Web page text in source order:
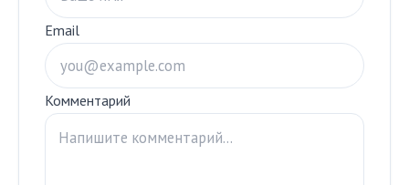
Email
Комментарий